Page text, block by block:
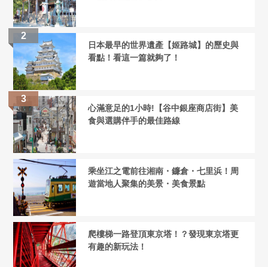
日本最早的世界遺產【姬路城】的歷史與
看點！看這一篇就夠了！
心滿意足的1小時!【谷中銀座商店街】美
食與選購伴手的最佳路線
乘坐江之電前往湘南・鐮倉・七里浜！周
遊當地人聚集的美景・美食景點
爬樓梯一路登頂東京塔！？發現東京塔更
有趣的新玩法！